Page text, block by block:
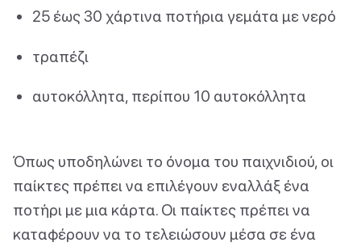
25 έως 30 χάρτινα ποτήρια γεμάτα με νερό
τραπέζι
αυτοκόλλητα, περίπου 10 αυτοκόλλητα
Όπως υποδηλώνει το όνομα του παιχνιδιού, οι
παίκτες πρέπει να επιλέγουν εναλλάξ ένα
ποτήρι με μια κάρτα. Οι παίκτες πρέπει να
καταφέρουν να το τελειώσουν μέσα σε ένα